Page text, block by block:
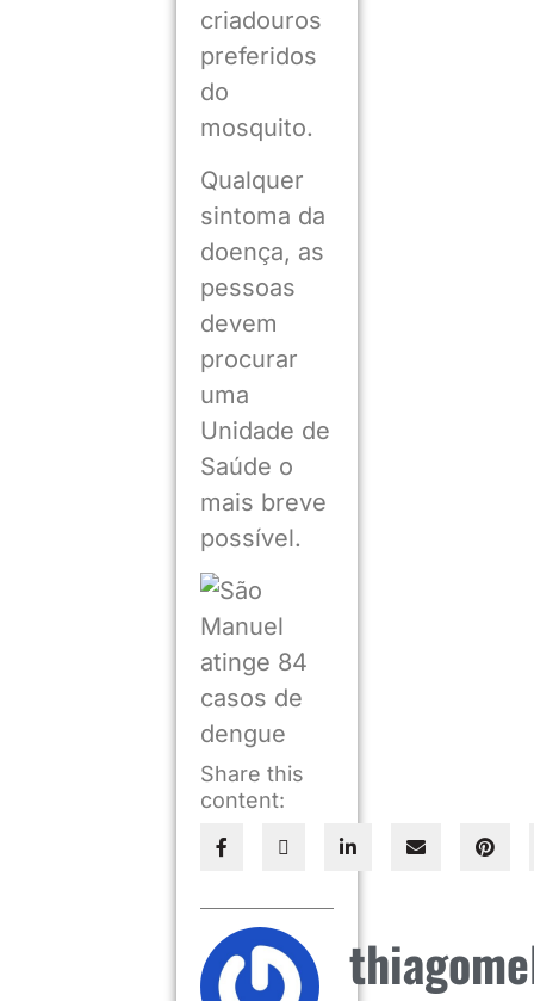
criadouros
preferidos
do
mosquito.
Qualquer
sintoma da
doença, as
pessoas
devem
procurar
uma
Unidade de
Saúde o
mais breve
possível.
Share this
content: